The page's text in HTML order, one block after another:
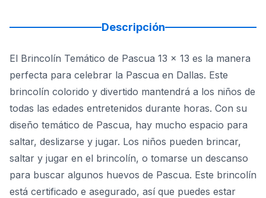
Descripción
El Brincolín Temático de Pascua 13 x 13 es la manera
perfecta para celebrar la Pascua en Dallas. Este
brincolín colorido y divertido mantendrá a los niños de
todas las edades entretenidos durante horas. Con su
diseño temático de Pascua, hay mucho espacio para
saltar, deslizarse y jugar. Los niños pueden brincar,
saltar y jugar en el brincolín, o tomarse un descanso
para buscar algunos huevos de Pascua. Este brincolín
está certificado e asegurado, así que puedes estar